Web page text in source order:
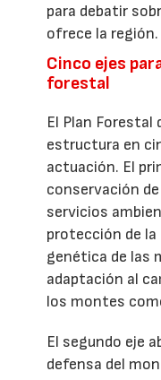
para debatir
ofrece la región.
Cinco ejes
forestal
El Plan
estructura en
actuación. El
conservación
servicios
protección de la
genética de las
adaptación al
los montes
El segundo eje
defensa del